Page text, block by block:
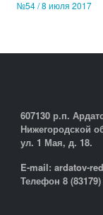
№54 / 8 июля 2017
607130 р.п.
Нижегородской
ул. 1 Мая, д. 18.
E-mail: ardatov-
Телефон 8 (83179)